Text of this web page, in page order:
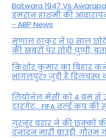
Batwara 1947 Vs
इमरान हाशमी की
- ABP News
मृणाल ठाकुर ने 10 साल
की खबरों पर तोड़ी चुप्पी,
किशोर कुमार का बिहार
भागलपुर? जुड़ी है दिलचस्प
ल‍ियोनेल मेसी को 4 बम से
टारगेट... FIFA वर्ल्ड कप की
गुरनूर बरार ने की छक्कों
दनादन मारी बाउंड्री;